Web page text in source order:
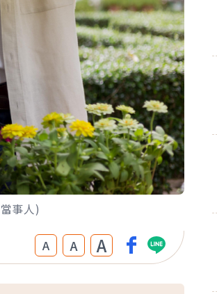
事人)
A A A